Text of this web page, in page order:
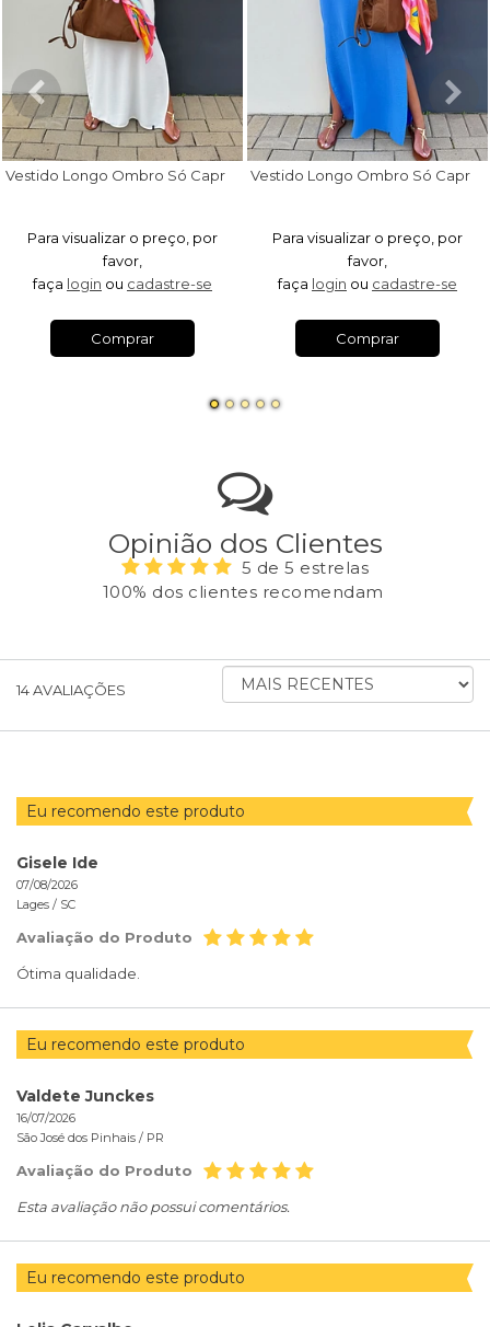
Para visualizar o preço, por
favor,
faça login ou cadastre-se
Comprar
Para visualizar o preço, por
favor,
faça login ou cadastre-se
Comprar
Opinião dos Clientes
5 de 5 estrelas
100% dos clientes recomendam
14AVALIAÇÕES
ORDENAR
AVALIAÇÕES
Eu recomendo este produto
Gisele Ide
07/08/2026
Lages / SC
Avaliação do Produto
Ótima qualidade.
Eu recomendo este produto
Valdete Junckes
16/07/2026
São José dos Pinhais / PR
Avaliação do Produto
Esta avaliação não possui comentários.
Eu recomendo este produto